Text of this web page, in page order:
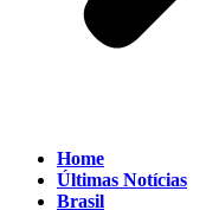
Home
Últimas Notícias
Brasil